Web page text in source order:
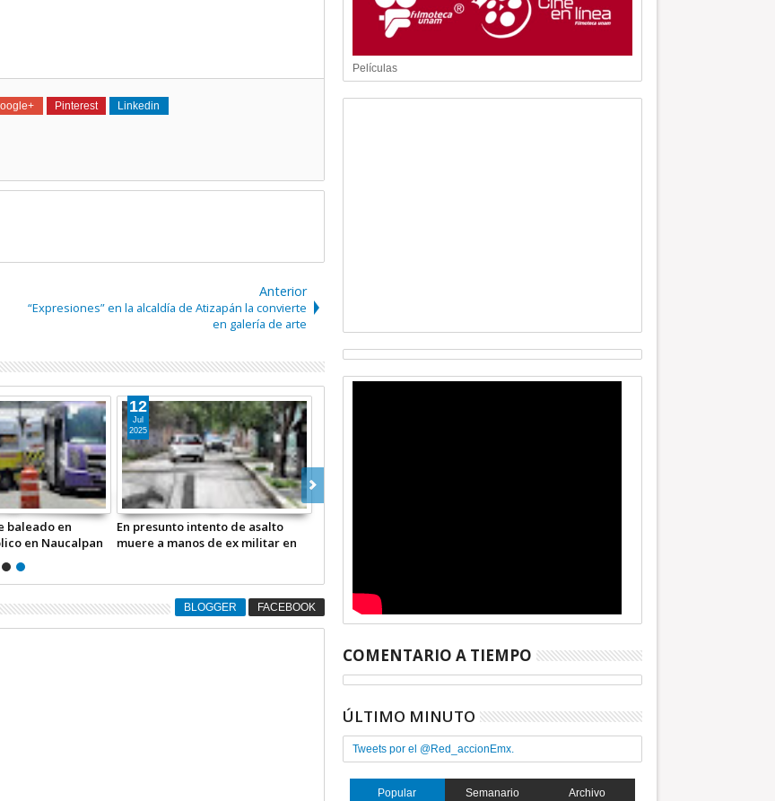
Pinterest Linkedin
Anterior
“Expresiones” en la alcaldía de Atizapán la convierte
en galería de arte
baleado en
en Naucalpan
En presunto intento de asalto
muere a manos de ex militar en
12
Jul
2025
BLOGGER FACEBOOK
Películas
COMENTARIO A TIEMPO
ÚLTIMO MINUTO
Tweets por el @Red_accionEmx.
Popular Semanario Archivo